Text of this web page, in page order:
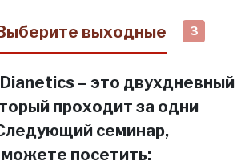
выходные 3
– это двухдневный
проходит за одни
семинар,
посетить: